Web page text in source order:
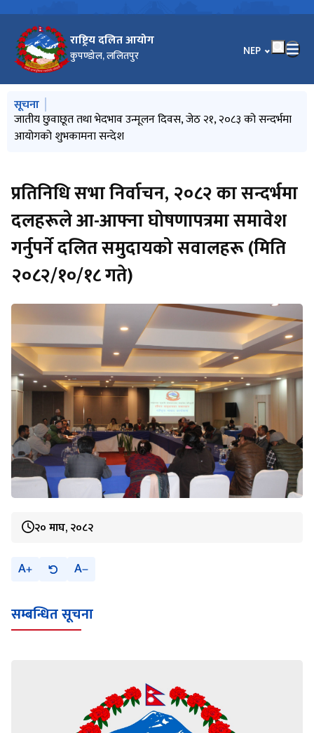
राष्ट्रिय दलित आयोग
कुपण्डोल, ललितपुर भाषा चयन गर्नुहोस्
NEP
मुख्य नेभिगेसनमा जानुहोस्
सूचना
सूचनाको हक सम्बन्धी ऐन, २०६४ को दफा ५ को उपदफा (३) को
प्रयोजनार्थ (२०८३ वैशाख महिनादेखि २०८३ असार मसान्तसम्म)
जातीय छुवाछूत तथा भेदभाव उन्मूलन दिवस, जेठ २१, २०८३ को सन्दर्भमा
आयोगको शुभकामना सन्देश
सूचना प्रविधि विस्तारः दिगो विकासको आधार
प्रेस विज्ञप्ति (सिन्धुली घटनाबारे आयोगको ध्यानाकर्षण)
उच्च शिक्षामा छात्रवृत्तिका लागि आवेदन फाराम भर्ने सम्बन्धी विश्‍वविद्यालय
अनुदान आयोगको सूचना
प्रतिनिधि सभा निर्वाचन, २०८२ का सन्दर्भमा
दलहरूले आ-आफ्ना घोषणापत्रमा समावेश
गर्नुपर्ने दलित समुदायको सवालहरू (मिति
२०८२/१०/१८ गते)
२० माघ, २०८२
A A
सम्बन्धित सूचना